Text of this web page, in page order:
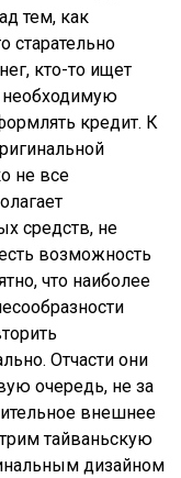
тем, как
старательно
кто-то ищет
необходимую
кредит. К
не все
средств, не
возможность
что наиболее
Отчасти они
очередь, не за
внешнее
тайваньскую
дизайном